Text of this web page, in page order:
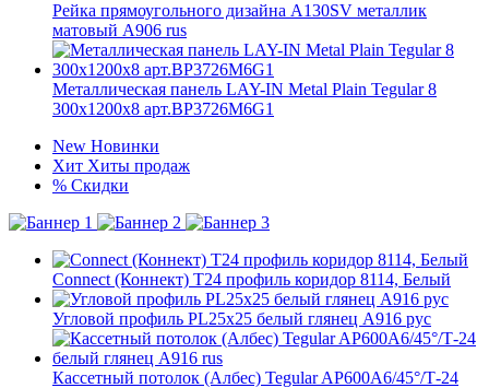
Рейка прямоугольного дизайна A130SV металлик
матовый A906 rus
Металлическая панель LAY-IN Metal Plain Tegular 8
300x1200x8 арт.BP3726M6G1
New Новинки
Хит Хиты продаж
% Скидки
Connect (Коннект) T24 профиль коридор 8114, Белый
Угловой профиль PL25х25 белый глянец А916 рус
Кассетный потолок (Албес) Tegular AP600A6/45°/Т-24